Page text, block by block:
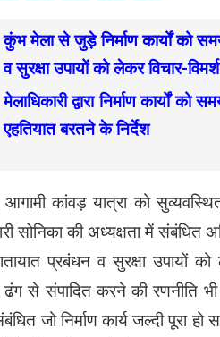
कुंभ मेला से जुड़े निर्माण कार्यों को
व सुरक्षा उपायों को लेकर विचार-
मेलाधिकारी द्वारा निर्माण कार्यों
एहतियात बरतने के निर्देश
आगामी कांवड़ यात्रा को
सोनिका की अध्यक्षता में
प्रबंधन व सुरक्षा उपायों
ढंग से संपादित करने की रणनीति
जो निर्माण कार्य जल्दी पूरा